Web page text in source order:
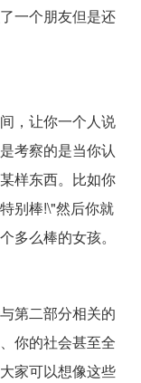
一个朋友但是还
，让你一个人说
考察的是当你认
样东西。比如你
别棒!\"然后你就
多么棒的女孩。
第二部分相关的
你的社会甚至全
家可以想像这些